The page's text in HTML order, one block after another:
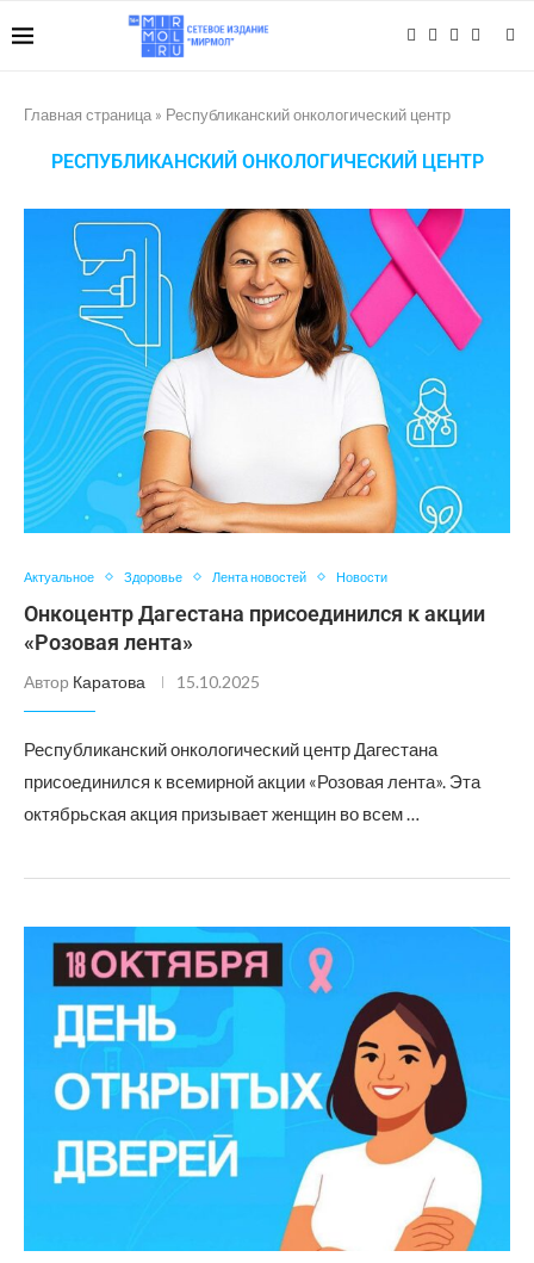
Главная страница » Республиканский онкологический центр
РЕСПУБЛИКАНСКИЙ ОНКОЛОГИЧЕСКИЙ ЦЕНТР
Актуальное Здоровье Лента новостей Новости
Онкоцентр Дагестана присоединился к акции
«Розовая лента»
Автор Каратова 15.10.2025
Республиканский онкологический центр Дагестана
присоединился к всемирной акции «Розовая лента». Эта
октябрьская акция призывает женщин во всем …